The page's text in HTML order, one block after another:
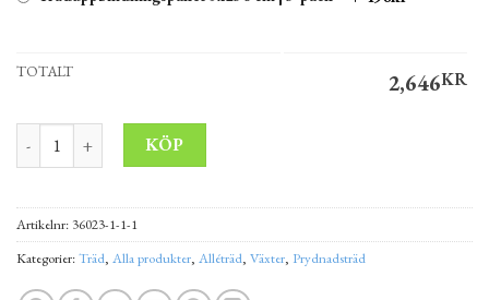
TOTALT 2,646KR
Smalkronigt Kinapäron pyrus calleryana 'chanticleer' 400 cm mängd
KÖP
Artikelnr: 36023-1-1-1
Kategorier:Träd, Alla produkter, Alléträd, Växter, Prydnadsträd